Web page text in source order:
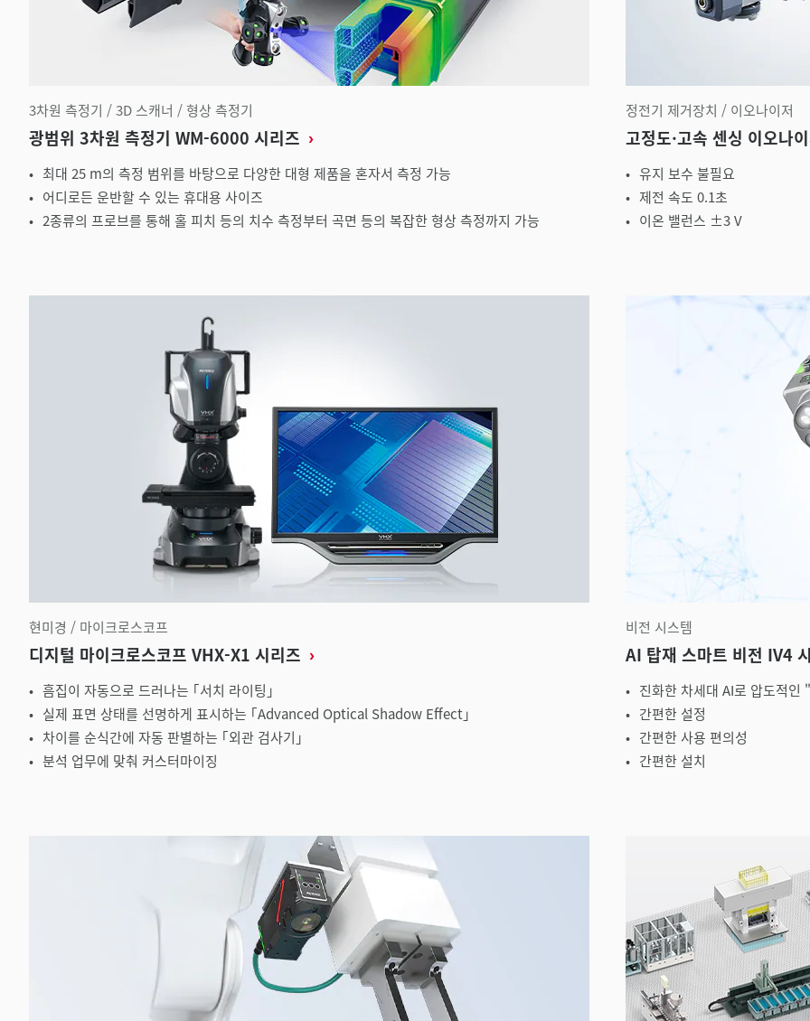
3차원 측정기 / 3D 스캐너 / 형상 측정기
광범위 3차원 측정기 WM-6000 시리즈
최대 25 m의 측정 범위를 바탕으로 다양한 대형 제품을 혼자서 측정 가능
어디로든 운반할 수 있는 휴대용 사이즈
2종류의 프로브를 통해 홀 피치 등의 치수 측정부터 곡면 등의 복잡한 형상 측정까지 가능
정전기 제거장치 / 이오나이저
고정도·고속 센싱 이오나
유지 보수 불필요
제전 속도 0.1초
이온 밸런스 ±3 V
현미경 / 마이크로스코프
디지털 마이크로스코프 VHX-X1 시리즈
흠집이 자동으로 드러나는 ｢서치 라이팅｣
실제 표면 상태를 선명하게 표시하는 ｢Advanced Optical Shadow Effect｣
차이를 순식간에 자동 판별하는 ｢외관 검사기｣
분석 업무에 맞춰 커스터마이징
비전 시스템
AI 탑재 스마트 비전 IV4
진화한 차세대 AI로 압도적
간편한 설정
간편한 사용 편의성
간편한 설치